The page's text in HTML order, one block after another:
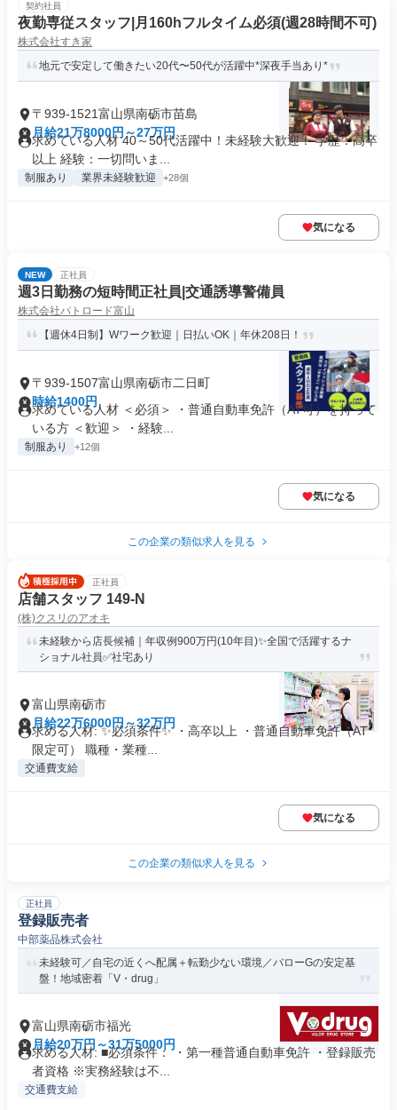
契約社員
夜勤専従スタッフ|月160hフルタイム必須(週28時間不可)
株式会社すき家
地元で安定して働きたい20代〜50代が活躍中*深夜手当あり*
〒939-1521富山県南砺市苗島
月給21万8000円～27万円
求めている人材 40～50代活躍中！未経験大歓迎！ 学歴：高卒
以上 経験：一切問いま...
制服あり 業界未経験歓迎 +28個
気になる
NEW 正社員
週3日勤務の短時間正社員|交通誘導警備員
株式会社パトロード富山
【週休4日制】Wワーク歓迎｜日払いOK｜年休208日！
〒939-1507富山県南砺市二日町
時給1400円
求めている人材 ＜必須＞ ・普通自動車免許（AT可）を持って
いる方 ＜歓迎＞ ・経験...
制服あり +12個
気になる
この企業の類似求人を見る
正社員
店舗スタッフ 149-N
(株)クスリのアオキ
未経験から店長候補｜年収例900万円(10年目)✨全国で活躍するナ
ショナル社員✅社宅あり
富山県南砺市
月給22万6000円～32万円
求める人材: ✨必須条件✨ ・高卒以上 ・普通自動車免許（AT
限定可） 職種・業種...
交通費支給
気になる
この企業の類似求人を見る
正社員
登録販売者
中部薬品株式会社
未経験可／自宅の近くへ配属＋転勤少ない環境／バローGの安定基
盤！地域密着「V・drug」
富山県南砺市福光
月給20万円～31万5000円
求める人材: ■必須条件： ・第一種普通自動車免許 ・登録販売
者資格 ※実務経験は不...
交通費支給